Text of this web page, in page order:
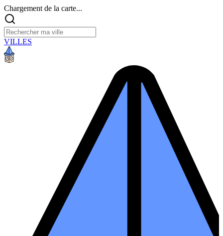
Chargement de la carte...
VILLES